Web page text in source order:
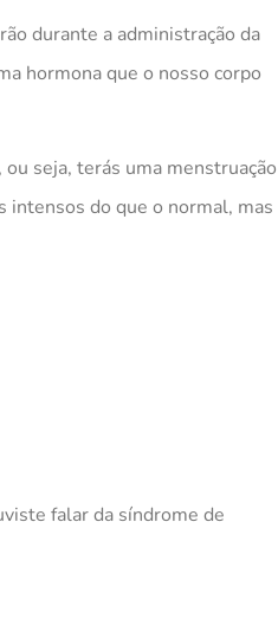
durante a administração da
hormona que o nosso corpo
seja, terás uma menstruação
intensos do que o normal, mas
falar da síndrome de